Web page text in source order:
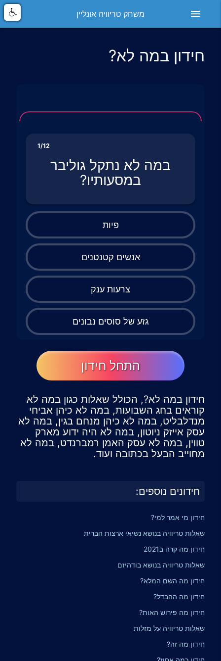
menu משחק טריוויה אונליין
חידון במה לא?
1/12
במה לא נתקל גוליבר
במסעותיו?
פיות
אנשים קטנטנים
צרעות ענק
גזע של סוסים נבונים
התחל חידון
חידון במה לא?, הכולל שאלות כגון במה לא
קוראים בחג השבועות, במה לא כיהן אביחי
מנדלבליט, במה לא כיהן מנחם בגין, במה לא
עסק אייזק ניוטון, במה לא היה ידוע מארק
טווין, במה לא עסק האמן רמברנדט, במה לא
מחוייב הבעל בכתובה ועוד.
חידונים נוספים:
חידון מי אמר למי?
שאלות טריוויה בנושא נשיאי ארצות הברית
חידון מה קרה ב2021
שאלות טריוויה בנושא בודהיזם
חידון מה השם המלא?
חידון מה ההבדל?
חידון מה פירוש האות?
שאלות טריוויה על מזלות
חידון מה זה?